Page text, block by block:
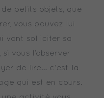
petits objets, que
vous pouvez lui
vont solliciter sa
vous l’observer
de lire... c'est la
qui est en cours.